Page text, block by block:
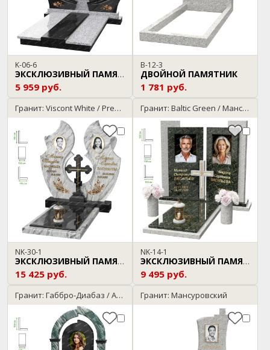
K-06-6
ЭКСКЛЮЗИВНЫЙ ПАМЯТНИК
5 959 руб.
B-12-3
ДВОЙНОЙ ПАМЯТНИК
1 781 руб.
Гранит: Viscont White / Premium Black
NK-30-1
ЭКСКЛЮЗИВНЫЙ ПАМЯТНИК
15 425 руб.
Гранит: Baltic Green / Мансуровский
NK-14-1
ЭКСКЛЮЗИВНЫЙ ПАМЯТНИК
9 495 руб.
Гранит: Габбро-Диабаз / Arctic Green Гранит: Мансуровский